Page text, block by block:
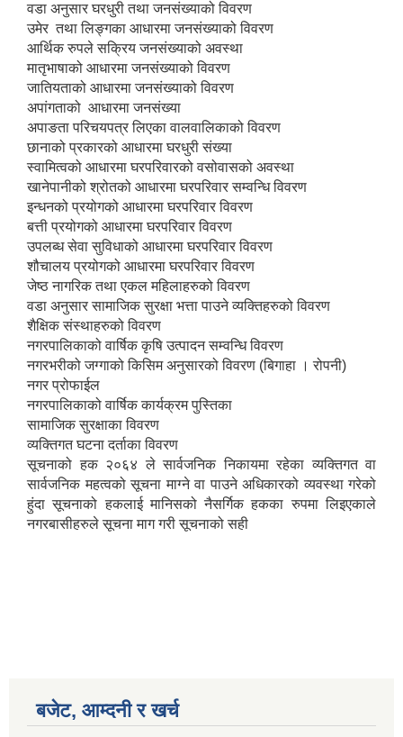
वडा अनुसार घरधुरी तथा जनसंख्याको विवरण
उमेर तथा लिङ्गका आधारमा जनसंख्याको विवरण
आर्थिक रुपले सक्रिय जनसंख्याको अवस्था
मातृभाषाको आधारमा जनसंख्याको विवरण
जातियताको आधारमा जनसंख्याको विवरण
अपांगताको आधारमा जनसंख्या
अपाङता परिचयपत्र लिएका वालवालिकाको विवरण
छानाको प्रकारको आधारमा घरधुरी संख्या
स्वामित्वको आधारमा घरपरिवारको वसोवासको अवस्था
खानेपानीको श्रोतको आधारमा घरपरिवार सम्वन्धि विवरण
इन्धनको प्रयोगको आधारमा घरपरिवार विवरण
बत्ती प्रयोगको आधारमा घरपरिवार विवरण
उपलब्ध सेवा सुविधाको आधारमा घरपरिवार विवरण
शौचालय प्रयोगको आधारमा घरपरिवार विवरण
जेष्ठ नागरिक तथा एकल महिलाहरुको विवरण
वडा अनुसार सामाजिक सुरक्षा भत्ता पाउने व्यक्तिहरुको विवरण
शैक्षिक संस्थाहरुको विवरण
नगरपालिकाको वार्षिक कृषि उत्पादन सम्वन्धि विवरण
नगरभरीको जग्गाको किसिम अनुसारको विवरण (बिगाहा । रोपनी)
नगर प्रोफाईल
नगरपालिकाको वार्षिक कार्यक्रम पुस्तिका
सामाजिक सुरक्षाका विवरण
व्यक्तिगत घटना दर्ताका विवरण
सूचनाको हक २०६४ ले सार्वजनिक निकायमा रहेका व्यक्तिगत वा
सार्वजनिक महत्वको सूचना माग्ने वा पाउने अधिकारको व्यवस्था गरेको
हुंदा सूचनाको हकलाई मानिसको नैसर्गिक हकका रुपमा लिइएकाले
नगरबासीहरुले सूचना माग गरी सूचनाको सही
बजेट, आम्दनी र खर्च